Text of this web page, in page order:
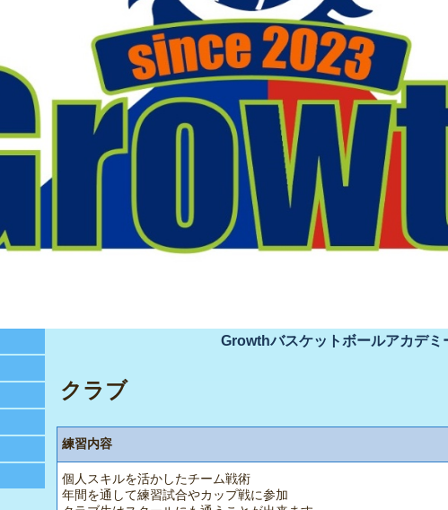
Growthバスケットボールアカデミ
クラブ
練習内容
個人スキルを活かしたチーム戦術
年間を通して練習試合やカップ戦に参加